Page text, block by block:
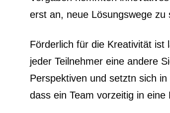
erst an, neue Lösungswege zu
Förderlich für die Kreativität ist
jeder Teilnehmer eine andere
Perspektiven und setztn sich
dass ein Team vorzeitig in eine